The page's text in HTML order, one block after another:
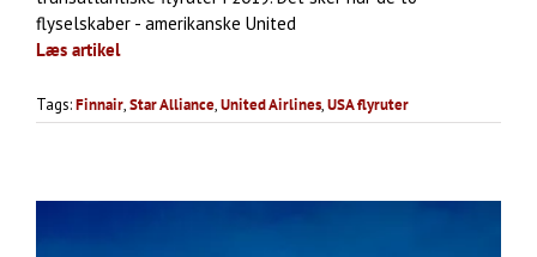
flyselskaber - amerikanske United
Læs artikel
Tags:Finnair,Star Alliance,United Airlines,USA flyruter